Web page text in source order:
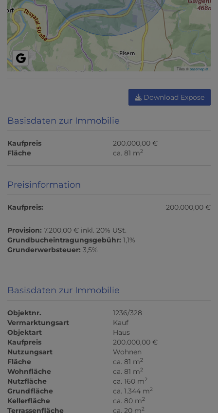
Tiles ©basemap.at
Download Expose
Basisdaten zur Immobilie
Kaufpreis
200.000,00 €
Fläche
ca. 81 m2
Preisinformation
Kaufpreis: 200.000,00 €
Provision: 7.200,00 € inkl. 20% USt.
Grundbucheintragungsgebühr: 1,1%
Grunderwerbsteuer: 3,5%
Basisdaten zur Immobilie
Objektnr.
1236/328
Vermarktungsart
Kauf
Objektart
Haus
Kaufpreis
200.000,00 €
Nutzungsart
Wohnen
Fläche
ca. 81 m2
Wohnfläche ca. 81 m2
Nutzfläche ca. 160 m2
Grundfläche ca. 1.344 m2
Kellerfläche ca. 80 m2
Terrassenfläche ca. 20 m2